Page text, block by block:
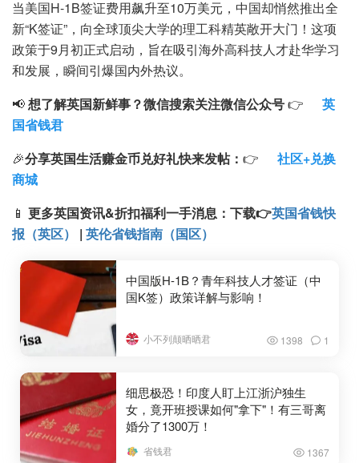
当美国H-1B签证费用飙升至10万美元，中国却悄然推出全
新“K签证”，向全球顶尖大学的理工科精英敞开大门！这项
政策于9月初正式启动，旨在吸引海外高科技人才赴华学习
和发展，瞬间引爆国内外热议。
📢想了解英国新鲜事？微信搜索关注微信公众号👉
英
国省钱君
🎉分享英国生活赚金币兑好礼快来发帖： 👉
社区+兑换
商城
📱 更多英国资讯&折扣福利一手消息： 下载👉英国省钱快
报（英区）
| 英伦省钱指南（国区）
中国版H-1B？青年科技人才签证（中
国K签）政策详解与影响！
小不列颠晒晒君 1398 1
细思极恐！印度人盯上江浙沪独生
女，竟开班授课如何"拿下"！有三哥离
婚分了1300万！
省钱君 1367